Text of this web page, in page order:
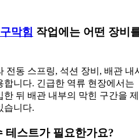
막힘 작업에는 어떤 장비
전동 스프링, 석션 장비, 배관 내
니다. 긴급한 역류 현장에서는
뒤 배관 내부의 막힌 구간을 제
습니다.
테스트가 필요한가요?